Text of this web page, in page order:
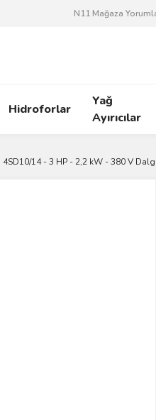
N11 Mağaza
Hidroforlar
Yağ
Ayırıcılar
14 - 3 HP - 2,2 kW - 380 V